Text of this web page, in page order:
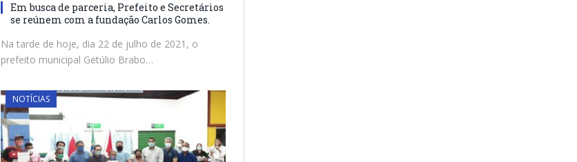
Em busca de parceria, Prefeito e Secretários
se reúnem com a fundação Carlos Gomes.
Na tarde de hoje, dia 22 de julho de 2021, o
prefeito municipal Getúlio Brabo…
NOTÍCIAS